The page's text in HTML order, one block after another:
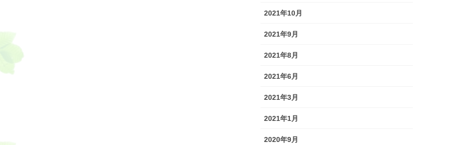
2021年10月
2021年9月
2021年8月
2021年6月
2021年3月
2021年1月
2020年9月